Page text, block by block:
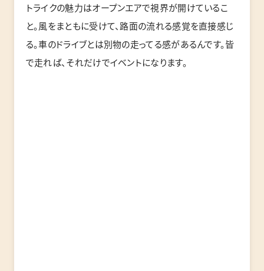
トライクの魅力はオープンエアで視界が開けているこ
と。風をまともに受けて、路面の流れる感覚を直接感じ
る。車のドライブとは別物の走ってる感があるんです。皆
で走れば、それだけでイベントになります。